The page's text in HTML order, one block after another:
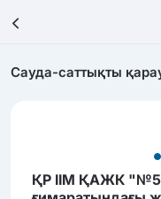
Сауда-саттықты
ҚР ІІМ ҚАЖК